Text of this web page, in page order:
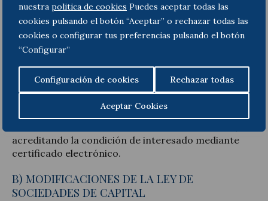
nuestra politica de cookies Puedes aceptar todas las
cookies pulsando el botón “Aceptar” o rechazar todas las
cookies o configurar tus preferencias pulsando el botón
“Configurar”
Configuración de cookies Rechazar todas
Aceptar Cookies
Al igual que sucede ya con la gran mayoría de los
documentos emitidos por las distintas
administraciones, se va a incluir un CSV que
permitirá el cotejo de la veracidad de las escrituras,
código podrá verificar en la Sede Electrónica
Notarial el contenido de estas.
Además, se podrán solicitar copias de las escrituras
acreditando la condición de interesado mediante
certificado electrónico.
B) MODIFICACIONES DE LA LEY DE
SOCIEDADES DE CAPITAL